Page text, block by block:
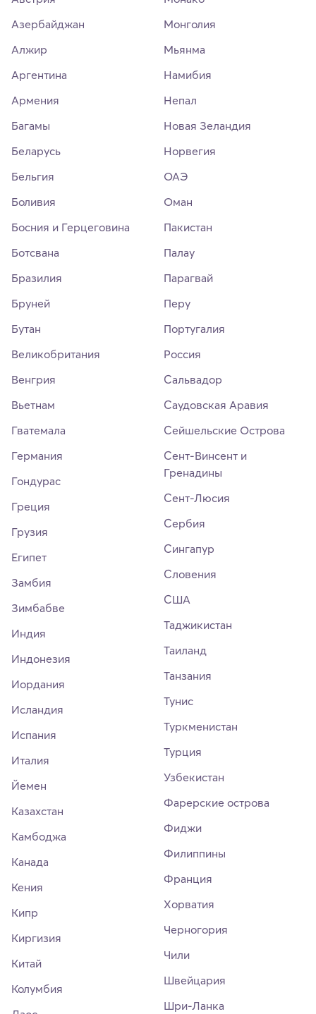
Азербайджан
Алжир
Аргентина
Армения
Багамы
Беларусь
Бельгия
Боливия
Босния и Герцеговина
Ботсвана
Бразилия
Бруней
Бутан
Великобритания
Венгрия
Вьетнам
Гватемала
Германия
Гондурас
Греция
Грузия
Египет
Замбия
Зимбабве
Индия
Индонезия
Иордания
Исландия
Испания
Италия
Йемен
Казахстан
Камбоджа
Канада
Кения
Кипр
Киргизия
Китай
Колумбия
Монголия
Мьянма
Намибия
Непал
Новая Зеландия
Норвегия
ОАЭ
Оман
Пакистан
Палау
Парагвай
Перу
Португалия
Россия
Сальвадор
Саудовская Аравия
Сейшельские Острова
Сент-Винсент и
Гренадины
Сент-Люсия
Сербия
Сингапур
Словения
США
Таджикистан
Таиланд
Танзания
Тунис
Туркменистан
Турция
Узбекистан
Фарерские острова
Фиджи
Филиппины
Франция
Хорватия
Черногория
Чили
Швейцария
Шри-Ланка